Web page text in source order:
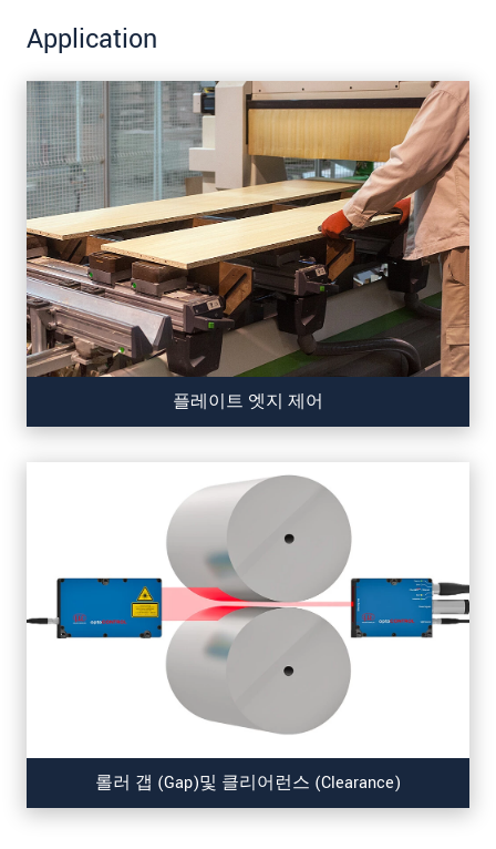
Application
플레이트 엣지 제어
롤러 갭 (Gap)및 클리어런스 (Clearance)